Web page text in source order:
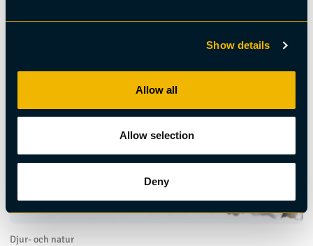
Show details
Allow all
Allow selection
Deny
Djur- och natur